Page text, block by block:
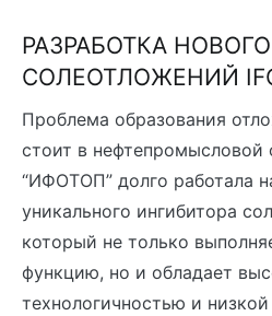
РАЗРАБОТКА
СОЛЕОТЛОЖЕНИЙ
Проблема образования
стоит в нефтепромысловой
“ИФОТОП” долго работала
уникального ингибитора
который не только
функцию, но и обладает
технологичностью и